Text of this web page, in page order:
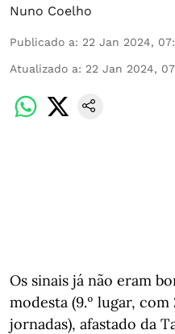
Nuno Coelho
Publicado a: 22 Jan 2024,
Atualizado a: 22 Jan 2024,
Os sinais já não eram
modesta (9.º lugar,
jornadas), afastado da